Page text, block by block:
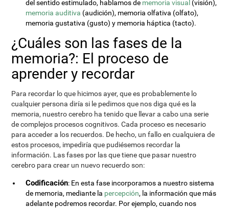
del sentido estimulado, hablamos de memoria visual (visión),
memoria auditiva (audición), memoria olfativa (olfato),
memoria gustativa (gusto) y memoria háptica (tacto).
¿Cuáles son las fases de la
memoria?: El proceso de
aprender y recordar
Para recordar lo que hicimos ayer, que es probablemente lo
cualquier persona diría si le pedimos que nos diga qué es la
memoria, nuestro cerebro ha tenido que llevar a cabo una serie
de complejos procesos cognitivos. Cada proceso es necesario
para acceder a los recuerdos. De hecho, un fallo en cualquiera de
estos procesos, impediría que pudiésemos recordar la
información. Las fases por las que tiene que pasar nuestro
cerebro para crear un nuevo recuerdo son:
Codificación: En esta fase incorporamos a nuestro sistema
de memoria, mediante la percepción, la información que más
adelante podremos recordar. Por ejemplo, cuando nos